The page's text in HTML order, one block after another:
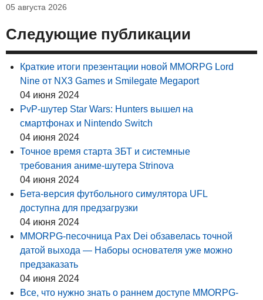
05 августа 2026
Следующие публикации
Краткие итоги презентации новой MMORPG Lord
Nine от NX3 Games и Smilegate Megaport
04 июня 2024
PvP-шутер Star Wars: Hunters вышел на
смартфонах и Nintendo Switch
04 июня 2024
Точное время старта ЗБТ и системные
требования аниме-шутера Strinova
04 июня 2024
Бета-версия футбольного симулятора UFL
доступна для предзагрузки
04 июня 2024
MMORPG-песочница Pax Dei обзавелась точной
датой выхода — Наборы основателя уже можно
предзаказать
04 июня 2024
Все, что нужно знать о раннем доступе MMORPG-